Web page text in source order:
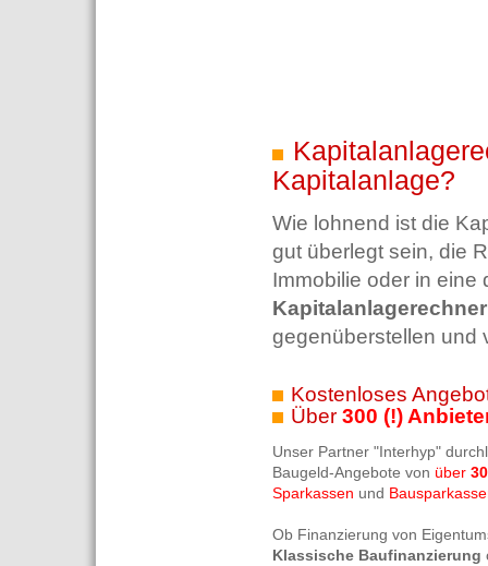
Kapitalanlage?
Wie lohnend ist die
gut überlegt sein, die
Immobilie oder in eine
Kapitalanlagerechner
gegenüberstellen und
Kostenloses
Über 300 (!)
Unser Partner "Interhyp"
Baugeld-Angebote von über
Sparkassen und
Ob Finanzierung von
Klassische Baufinanzierung